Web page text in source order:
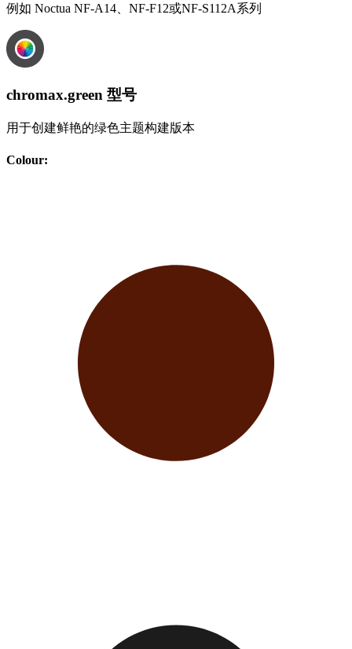
例如 Noctua NF-A14、NF-F12或NF-S112A系列
chromax.green 型号
用于创建鲜艳的绿色主题构建版本
Colour: